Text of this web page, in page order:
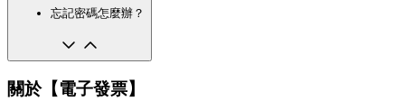
忘記密碼怎麼辦？
關於【電子發票】